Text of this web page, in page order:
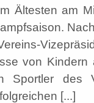
Ältesten am
von Kindern
Sportler des
[...]